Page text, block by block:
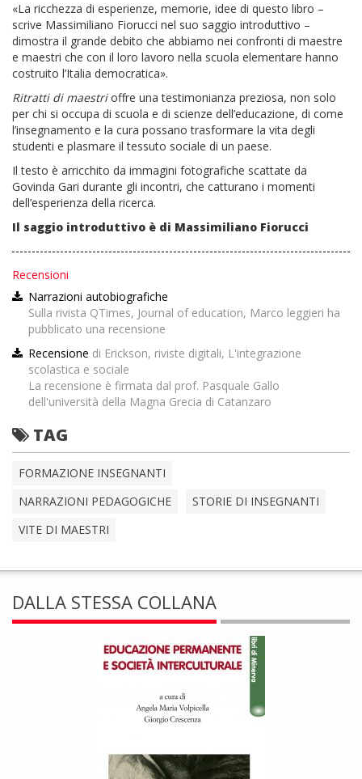
«La ricchezza di esperienze, memorie, idee di questo libro –
scrive Massimiliano Fiorucci nel suo saggio introduttivo –
dimostra il grande debito che abbiamo nei confronti di maestre
e maestri che con il loro lavoro nella scuola elementare hanno
costruito l’Italia democratica».
Ritratti di maestrioffre una testimonianza preziosa, non solo
per chi si occupa di scuola e di scienze dell’educazione, di come
l’insegnamento e la cura possano trasformare la vita degli
studenti e plasmare il tessuto sociale di un paese.
Il testo è arricchito da immagini fotografiche scattate da
Govinda Gari durante gli incontri, che catturano i momenti
dell’esperienza della ricerca.
Il saggio introduttivo è di Massimiliano Fiorucci
Recensioni
Narrazioni autobiografiche
Sulla rivista QTimes, Journal of education, Marco leggieri ha
pubblicato una recensione
Recensione di Erickson, riviste digitali, L'integrazione
scolastica e sociale
La recensione è firmata dal prof. Pasquale Gallo
dell'università della Magna Grecia di Catanzaro
TAG
FORMAZIONE INSEGNANTI
NARRAZIONI PEDAGOGICHE
STORIE DI INSEGNANTI
VITE DI MAESTRI
DALLA STESSA COLLANA